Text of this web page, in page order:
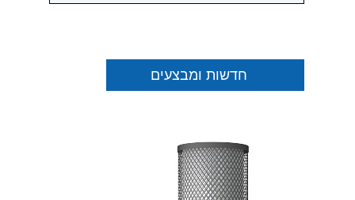
חדשות ומבצעים